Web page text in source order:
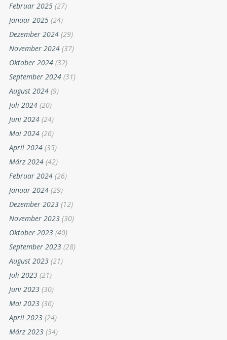
Februar 2025 (27)
Januar 2025 (24)
Dezember 2024 (29)
November 2024 (37)
Oktober 2024 (32)
September 2024 (31)
August 2024 (9)
Juli 2024 (20)
Juni 2024 (24)
Mai 2024 (26)
April 2024 (35)
März 2024 (42)
Februar 2024 (26)
Januar 2024 (29)
Dezember 2023 (12)
November 2023 (30)
Oktober 2023 (40)
September 2023 (28)
August 2023 (21)
Juli 2023 (21)
Juni 2023 (30)
Mai 2023 (36)
April 2023 (24)
März 2023 (34)